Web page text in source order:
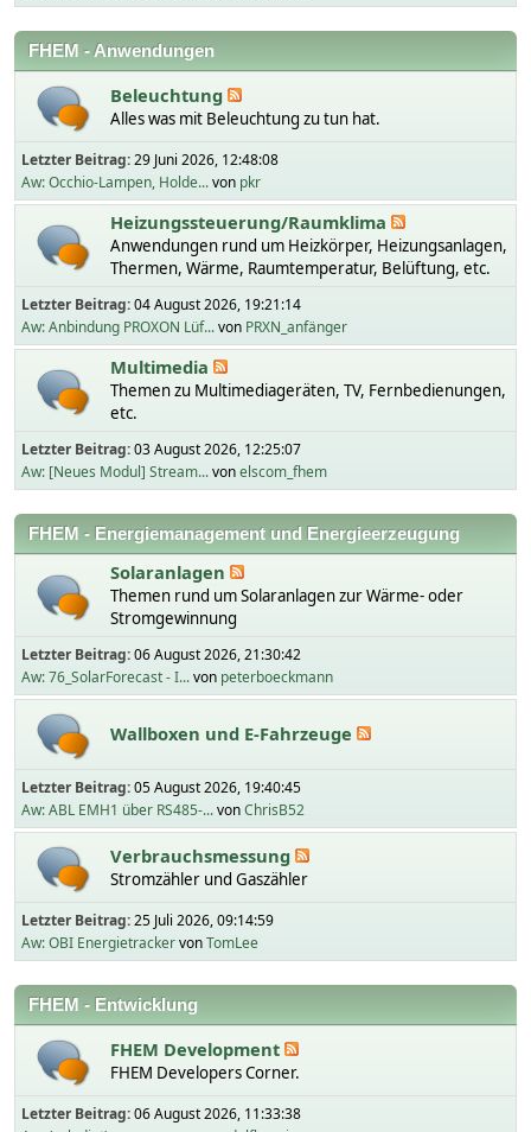
FHEM - Anwendungen
Beleuchtung
Alles was mit Beleuchtung zu tun hat.
Letzter Beitrag:29 Juni 2026, 12:48:08
Aw: Occhio-Lampen, Holde...von pkr
Heizungssteuerung/Raumklima
Anwendungen rund um Heizkörper, Heizungsanlagen,
Thermen, Wärme, Raumtemperatur, Belüftung, etc.
Letzter Beitrag:04 August 2026, 19:21:14
Aw: Anbindung PROXON Lüf...von PRXN_anfänger
Multimedia
Themen zu Multimediageräten, TV, Fernbedienungen,
etc.
Letzter Beitrag:03 August 2026, 12:25:07
Aw: [Neues Modul] Stream...vonelscom_fhem
FHEM - Energiemanagement und Energieerzeugung
Solaranlagen
Themen rund um Solaranlagen zur Wärme- oder
Stromgewinnung
Letzter Beitrag:06 August 2026, 21:30:42
Aw: 76_SolarForecast - I...von peterboeckmann
Wallboxen und E-Fahrzeuge
Letzter Beitrag:05 August 2026, 19:40:45
Aw: ABL EMH1 über RS485-...vonChrisB52
Verbrauchsmessung
Stromzähler und Gaszähler
Letzter Beitrag:25 Juli 2026, 09:14:59
Aw: OBI EnergietrackervonTomLee
FHEM - Entwicklung
FHEM Development
FHEM Developers Corner.
Letzter Beitrag:06 August 2026, 11:33:38